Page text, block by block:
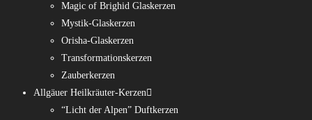
Magic of Brighid Glaskerzen
Mystik-Glaskerzen
Orisha-Glaskerzen
Transformationskerzen
Zauberkerzen
Allgäuer Heilkräuter-Kerzen
“Licht der Alpen” Duftkerzen